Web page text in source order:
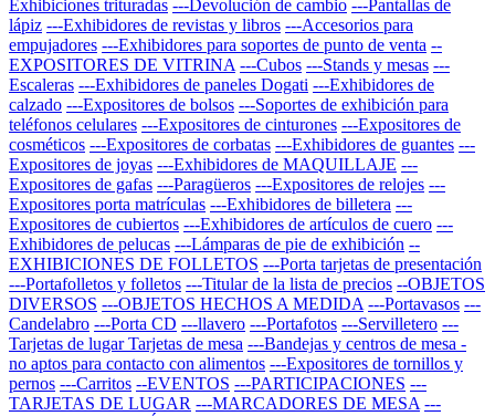
Exhibiciones trituradas ---Devolución de cambio ---Pantallas de
lápiz ---Exhibidores de revistas y libros ---Accesorios para
empujadores ---Exhibidores para soportes de punto de venta --
EXPOSITORES DE VITRINA ---Cubos ---Stands y mesas ---
Escaleras ---Exhibidores de paneles Dogati ---Exhibidores de
calzado ---Expositores de bolsos ---Soportes de exhibición para
teléfonos celulares ---Expositores de cinturones ---Expositores de
cosméticos ---Expositores de corbatas ---Exhibidores de guantes ---
Expositores de joyas ---Exhibidores de MAQUILLAJE ---
Expositores de gafas ---Paragüeros ---Expositores de relojes ---
Expositores porta matrículas ---Exhibidores de billetera ---
Expositores de cubiertos ---Exhibidores de artículos de cuero ---
Exhibidores de pelucas ---Lámparas de pie de exhibición --
EXHIBICIONES DE FOLLETOS ---Porta tarjetas de presentación
---Portafolletos y folletos ---Titular de la lista de precios --OBJETOS
DIVERSOS ---OBJETOS HECHOS A MEDIDA ---Portavasos ---
Candelabro ---Porta CD ---llavero ---Portafotos ---Servilletero ---
Tarjetas de lugar Tarjetas de mesa ---Bandejas y centros de mesa -
no aptos para contacto con alimentos ---Expositores de tornillos y
pernos ---Carritos --EVENTOS ---PARTICIPACIONES ---
TARJETAS DE LUGAR ---MARCADORES DE MESA ---